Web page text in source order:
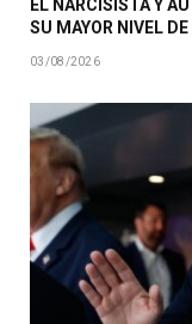
EL NARCISISTA Y
SU MAYOR NIVEL
03/08/2026